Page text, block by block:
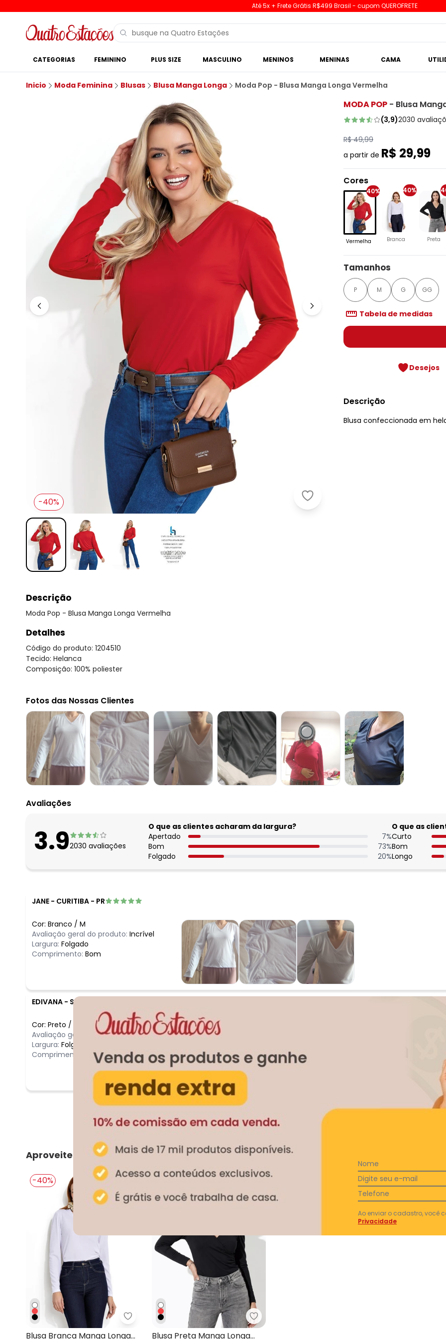
Até 5x + Frete Grátis R$499 Brasil - cupom QUEROFRETE
CATEGORIAS FEMININO PLUS SIZE MASCULINO MENINOS MENINAS CAMA
Inicio Moda Feminina Blusas Blusa Manga Longa Moda Pop - Blusa Manga Longa Vermelha
Moda Pop - Blusa Manga Longa
-40%
MODA POP - Blusa
(3,9)2030
R$ 49,99
a partir de R$ 29,99
Cores
40%
Vermelha
40%
Branca Preta
Tamanhos
P M G GG
Tabela de medidas
Desejos
Descrição
Blusa confeccionada em
Descrição
Moda Pop - Blusa Manga Longa Vermelha
Detalhes
Código do produto: 1204510
Tecido: Helanca
Composição: 100% poliester
Fotos das Nossas Clientes
Avaliações
3.92030 avaliações
O que as clientes acharam da largura?
Apertado
7%
Bom
73%
Folgado
20%
O que as
Curto
Bom
Longo
JANE - CURITIBA - PR
Cor: Branco / M
Avaliação geral do produto: Incrível
Largura: Folgado
Comprimento: Bom
EDIVANA - SAO JOSE - SC
Cor: Preto /
Avaliação geral do produto: Ruim
Largura: Folgado
Comprimento:
Bom
Ver todas as avaliações
Aproveite e compre junto
-40%
Moda Pop - Blusa Branca Manga Longa com Decote em V
Blusa Branca Manga Longa
-40%
Moda Pop - Blusa Preta Manga Longa com
Blusa Preta Manga Longa
Nome
Digite seu e-mail
Telefone
Ao enviar o cadastro, você
Privacidade